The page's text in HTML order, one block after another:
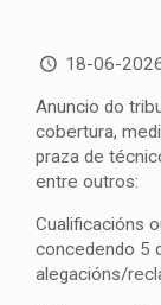
18-06-
Anuncio do
cobertura,
praza de
entre outros:
Cualificacións
concedendo 5
alegacións/